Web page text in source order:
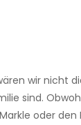
wir nicht
sind.
oder den